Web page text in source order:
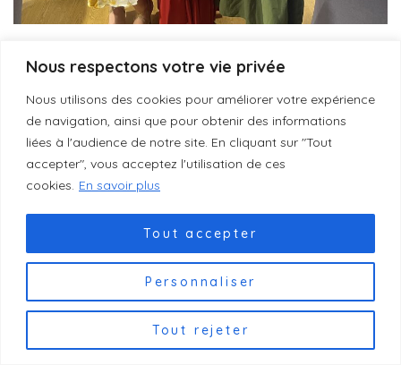
Nous respectons votre vie privée
Nous utilisons des cookies pour améliorer votre expérience
de navigation, ainsi que pour obtenir des informations
liées à l'audience de notre site. En cliquant sur "Tout
accepter", vous acceptez l'utilisation de ces
cookies. En savoir plus
Personnaliser
Tout rejeter
Tout accepter
Photo officielle de Zia SAADNA Miss CORREZE 2026